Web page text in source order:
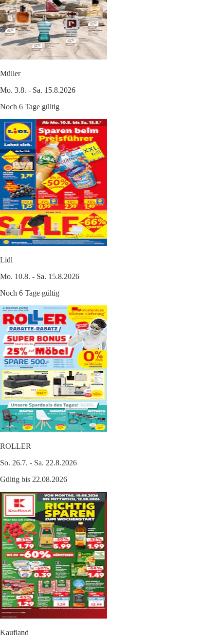
Müller
Mo. 3.8. - Sa. 15.8.2026
Noch 6 Tage gültig
Lidl
Mo. 10.8. - Sa. 15.8.2026
Noch 6 Tage gültig
ROLLER
So. 26.7. - Sa. 22.8.2026
Gültig bis 22.08.2026
Kaufland